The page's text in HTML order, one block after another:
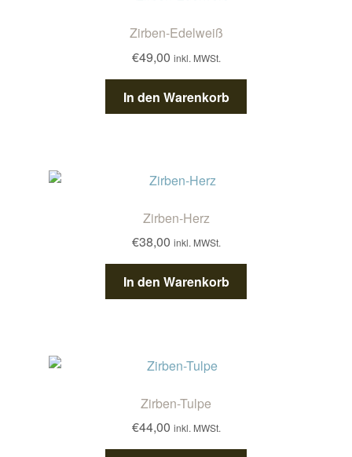
Zirben-Edelweiß
€49,00 inkl. MWSt.
In den Warenkorb
Zirben-Herz
€38,00 inkl. MWSt.
In den Warenkorb
Zirben-Tulpe
€44,00 inkl. MWSt.